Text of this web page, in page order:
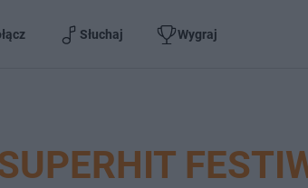
Słuchaj Wygraj